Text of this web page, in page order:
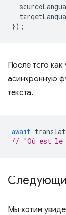
});
После того как
асинхронную
текста.
await
// "Où est le
Мы хотим